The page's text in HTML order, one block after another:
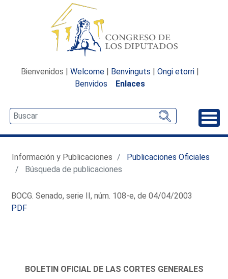
Bienvenidos | Welcome | Benvinguts | Ongi etorri |
Benvidos
Enlaces
Información y Publicaciones
Publicaciones Oficiales
Búsqueda de publicaciones
BOCG. Senado, serie II, núm. 108-e, de 04/04/2003
PDF
BOLETIN OFICIAL DE LAS CORTES GENERALES